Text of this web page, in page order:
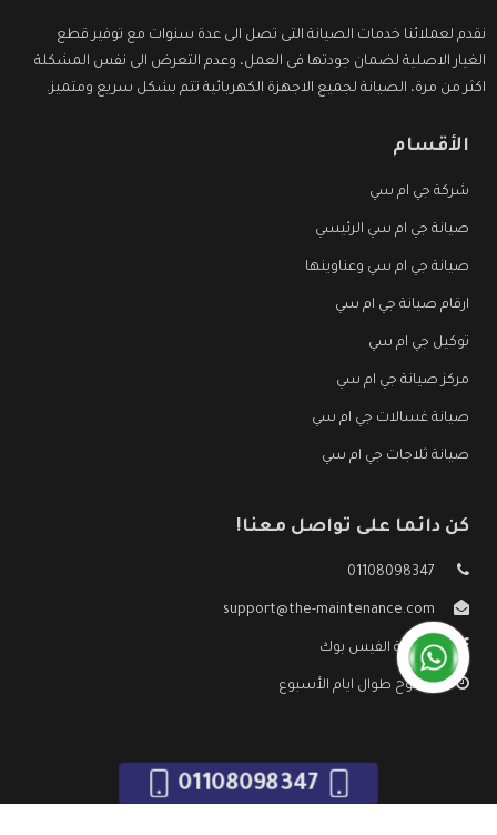
نقدم لعملائنا خدمات الصيانة التى تصل الى عدة سنوات مع توفير قطع
الغيار الاصلية لضمان جودتها فى العمل، وعدم التعرض الى نفس المشكلة
اكثر من مرة، الصيانة لجميع الاجهزة الكهربائية تتم بشكل سريع ومتميز.
الأقسام
شركة جي ام سي
صيانة جي ام سي الرئيسي
صيانة جي ام سي وعناوينها
ارقام صيانة جي ام سي
توكيل جي ام سي
مركز صيانة جي ام سي
صيانة غسالات جي ام سي
صيانة ثلاجات جي ام سي
كن دائما على تواصل معنا!
01108098347
support@the-maintenance.com
صفحة الفيس بوك
مفتوح طوال ايام الأسبوع
01108098347